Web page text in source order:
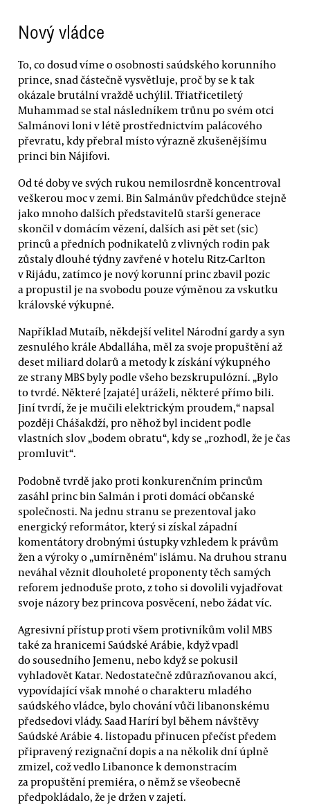
Nový vládce
To, co dosud víme o osobnosti saúdského korunního
prince, snad částečně vysvětluje, proč by se k tak
okázale brutální vraždě uchýlil. Třiatřicetiletý
Muhammad se stal následníkem trůnu po svém otci
Salmánovi loni v létě prostřednictvím palácového
převratu, kdy přebral místo výrazně zkušenějšímu
princi bin Nájifovi.
Od té doby ve svých rukou nemilosrdně koncentroval
veškerou moc v zemi. Bin Salmánův předchůdce stejně
jako mnoho dalších představitelů starší generace
skončil v domácím vězení, dalších asi pět set (sic)
princů a předních podnikatelů z vlivných rodin pak
zůstaly dlouhé týdny zavřené v hotelu Ritz-Carlton
v Rijádu, zatímco je nový korunní princ zbavil pozic
a propustil je na svobodu pouze výměnou za vskutku
královské výkupné.
Například Mutaíb, někdejší velitel Národní gardy a syn
zesnulého krále Abdalláha, měl za svoje propuštění až
deset miliard dolarů a metody k získání výkupného
ze strany MBS byly podle všeho bezskrupulózní. „Bylo
to tvrdé. Některé [zajaté] uráželi, některé přímo bili.
Jiní tvrdí, že je mučili elektrickým proudem,“ napsal
později Chášakdží, pro něhož byl incident podle
vlastních slov „bodem obratu“, kdy se „rozhodl, že je čas
promluvit“.
Podobně tvrdě jako proti konkurenčním princům
zasáhl princ bin Salmán i proti domácí občanské
společnosti. Na jednu stranu se prezentoval jako
energický reformátor, který si získal západní
komentátory drobnými ústupky vzhledem k právům
žen a výroky o „umírněném" islámu. Na druhou stranu
neváhal věznit dlouholeté proponenty těch samých
reforem jednoduše proto, z toho si dovolili vyjadřovat
svoje názory bez princova posvěcení, nebo žádat víc.
Agresivní přístup proti všem protivníkům volil MBS
také za hranicemi Saúdské Arábie, když vpadl
do sousedního Jemenu, nebo když se pokusil
vyhladovět Katar. Nedostatečně zdůrazňovanou akcí,
vypovídající však mnohé o charakteru mladého
saúdského vládce, bylo chování vůči libanonskému
předsedovi vlády. Saad Harírí byl během návštěvy
Saúdské Arábie 4. listopadu přinucen přečíst předem
připravený rezignační dopis a na několik dní úplně
zmizel, což vedlo Libanonce k demonstracím
za propuštění premiéra, o němž se všeobecně
předpokládalo, že je držen v zajetí.